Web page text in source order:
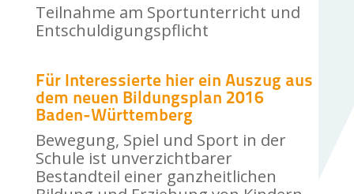
Teilnahme am Sportunterricht und
Entschuldigungspflicht
Für Interessierte hier ein Auszug aus
dem neuen Bildungsplan 2016
Baden-Württemberg
Bewegung, Spiel und Sport in der
Schule ist unverzichtbarer
Bestandteil einer ganzheitlichen